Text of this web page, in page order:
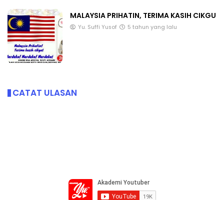
MALAYSIA PRIHATIN, TERIMA KASIH CIKGU
Yu. Suffi Yusof 5 tahun yang lalu
CATAT ULASAN